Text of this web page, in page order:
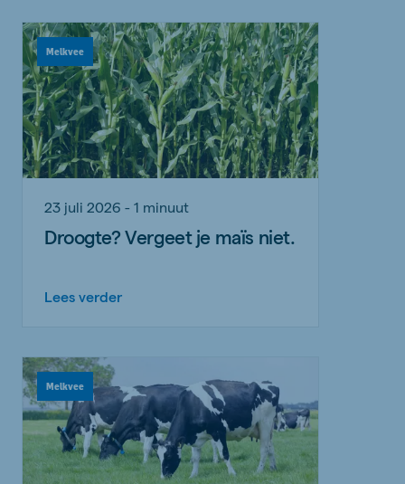
Melkvee
23 juli 2026 - 1 minuut
Droogte? Vergeet je maïs niet.
Lees verder
Melkvee